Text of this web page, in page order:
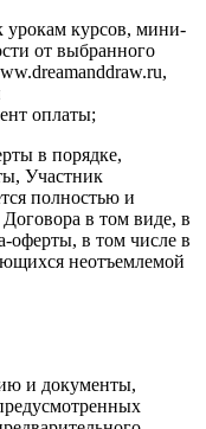
урокам курсов, мини-
от выбранного
оплаты;
в порядке,
Участник
полностью и
в том виде, в
оферты, в том числе в
неотъемлемой
и документы,